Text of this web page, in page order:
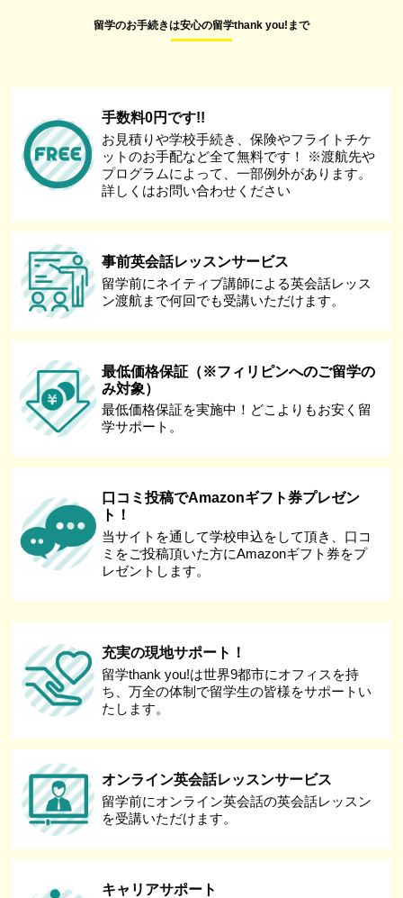
留学のお手続きは安心の留学thank you!まで
手数料0円です!!
お見積りや学校手続き、保険やフライトチケ
ットのお手配など全て無料です！ ※渡航先や
プログラムによって、一部例外があります。
詳しくはお問い合わせください
事前英会話レッスンサービス
留学前にネイティブ講師による英会話レッス
ン渡航まで何回でも受講いただけます。
最低価格保証（※フィリピンへのご留学の
み対象）
最低価格保証を実施中！どこよりもお安く留
学サポート。
口コミ投稿でAmazonギフト券プレゼン
ト！
当サイトを通して学校申込をして頂き、口コ
ミをご投稿頂いた方にAmazonギフト券をプ
レゼントします。
充実の現地サポート！
留学thank you!は世界9都市にオフィスを持
ち、万全の体制で留学生の皆様をサポートい
たします。
オンライン英会話レッスンサービス
留学前にオンライン英会話の英会話レッスン
を受講いただけます。
キャリアサポート